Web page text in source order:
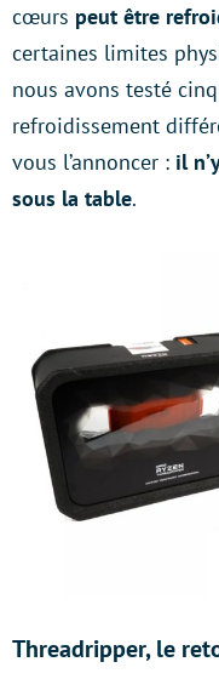
cœurs peut être
certaines limites
nous avons testé
refroidissement
vous l’annoncer : il
sous la table.
Threadripper, le